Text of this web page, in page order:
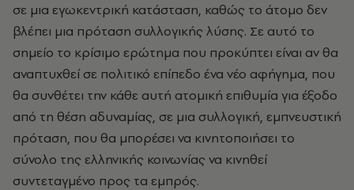
σε μια εγωκεντρική κατάσταση, καθώς το άτομο δεν
βλέπει μια πρόταση συλλογικής λύσης. Σε αυτό το
σημείο το κρίσιμο ερώτημα που προκύπτει είναι αν θα
αναπτυχθεί σε πολιτικό επίπεδο ένα νέο αφήγημα, που
θα συνθέτει την κάθε αυτή ατομική επιθυμία για έξοδο
από τη θέση αδυναμίας, σε μια συλλογική, εμπνευστική
πρόταση, που θα μπορέσει να κινητοποιήσει το
σύνολο της ελληνικής κοινωνίας να κινηθεί
συντεταγμένο προς τα εμπρός.